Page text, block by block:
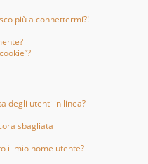
più a connettermi?!
degli utenti in linea?
sbagliata
il mio nome utente?